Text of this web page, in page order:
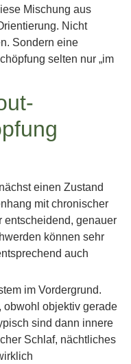
Mischung aus
Nicht
Sondern eine
selten nur „im
einen Zustand
mit chronischer
entscheidend, genauer
können sehr
auch
im Vordergrund.
obwohl objektiv gerade
sind dann innere
Schlaf, nächtliches